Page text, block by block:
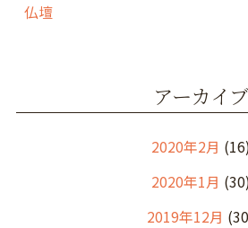
仏壇
アーカイブ
2020年2月
2020年1月
2019年12月